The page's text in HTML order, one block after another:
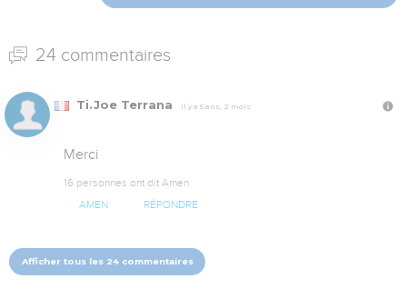
24 commentaires
Ti.Joe Terrana Il y a 5 ans, 2 mois
Merci
16 personnes ont dit Amen
AMEN RÉPONDRE
Afficher tous les 24 commentaires